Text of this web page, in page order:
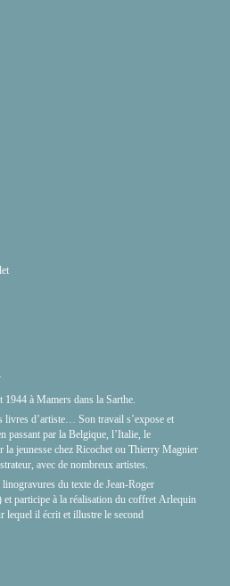
à Mamers dans la Sarthe.
livres d’artiste… Son travail s’expose et
passant par la Belgique, l’Italie, le
jeunesse chez Ricochet ou Thierry Magnier
avec de nombreux artistes.
du texte de Jean-Roger
et participe à la réalisation du coffret Arlequin
lequel il écrit et illustre le second